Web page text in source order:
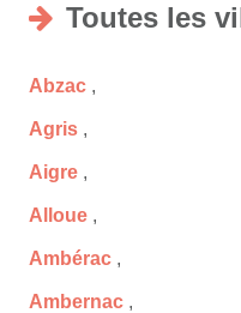
Toutes les
Abzac ,
Agris ,
Aigre ,
Alloue ,
Ambérac ,
Ambernac ,